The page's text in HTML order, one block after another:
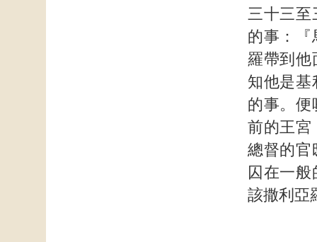
三十三至
的事：『
羅帶到他
知他是基
的事。便
前的王宮
總督的官
囚在一